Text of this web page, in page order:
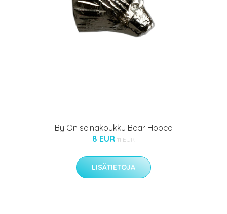
By On seinäkoukku Bear Hopea
8 EUR 11 EUR
LISÄTIETOJA